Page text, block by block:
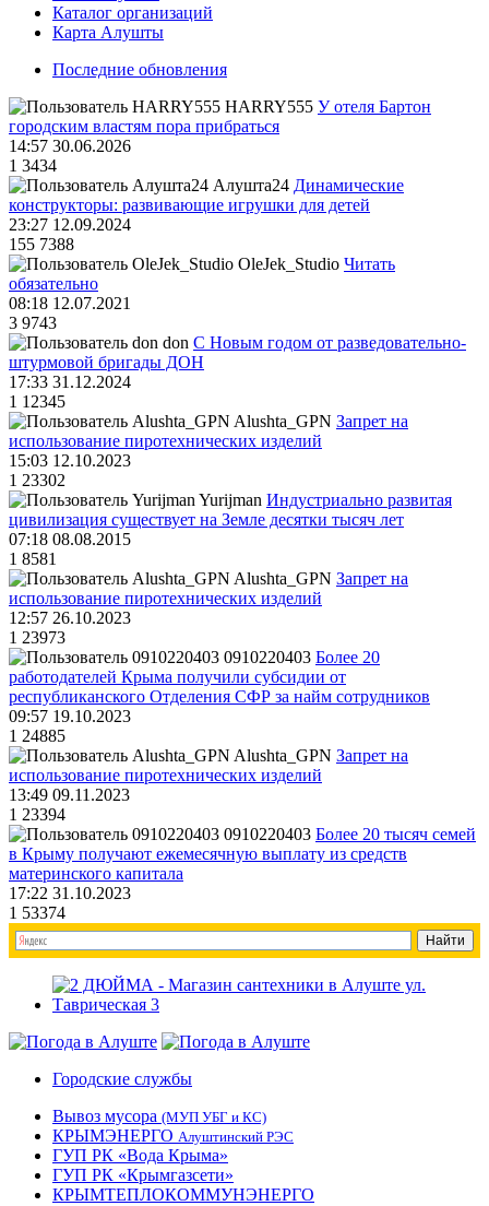
Каталог организаций
Карта Алушты
Последние обновления
HARRY555 У отеля Бартон
городским властям пора прибраться
14:57 30.06.2026
1 3434
Алушта24 Динамические
конструкторы: развивающие игрушки для детей
23:27 12.09.2024
155 7388
OleJek_Studio Читать
обязательно
08:18 12.07.2021
3 9743
don С Новым годом от разведовательно-
штурмовой бригады ДОН
17:33 31.12.2024
1 12345
Alushta_GPN Запрет на
использование пиротехнических изделий
15:03 12.10.2023
1 23302
Yurijman Индустриально развитая
цивилизация существует на Земле десятки тысяч лет
07:18 08.08.2015
1 8581
Alushta_GPN Запрет на
использование пиротехнических изделий
12:57 26.10.2023
1 23973
0910220403 Более 20
работодателей Крыма получили субсидии от
республиканского Отделения СФР за найм сотрудников
09:57 19.10.2023
1 24885
Alushta_GPN Запрет на
использование пиротехнических изделий
13:49 09.11.2023
1 23394
0910220403 Более 20 тысяч семей
в Крыму получают ежемесячную выплату из средств
материнского капитала
17:22 31.10.2023
1 53374
Городские службы
Вывоз мусора (МУП УБГ и КС)
КРЫМЭНЕРГО Алуштинский РЭС
ГУП РК «Вода Крыма»
ГУП РК «Крымгазсети»
КРЫМТЕПЛОКОММУНЭНЕРГО